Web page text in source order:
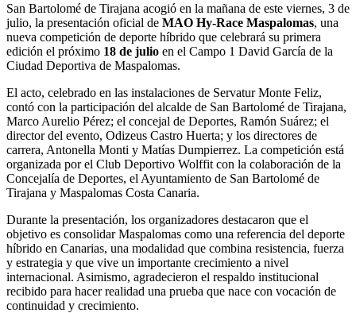
San Bartolomé de Tirajana acogió en la mañana de este viernes, 3 de
julio, la presentación oficial de MAO Hy-Race Maspalomas, una
nueva competición de deporte híbrido que celebrará su primera
edición el próximo 18 de julio en el Campo 1 David García de la
Ciudad Deportiva de Maspalomas.
El acto, celebrado en las instalaciones de Servatur Monte Feliz,
contó con la participación del alcalde de San Bartolomé de Tirajana,
Marco Aurelio Pérez; el concejal de Deportes, Ramón Suárez; el
director del evento, Odizeus Castro Huerta; y los directores de
carrera, Antonella Monti y Matías Dumpierrez. La competición está
organizada por el Club Deportivo Wolffit con la colaboración de la
Concejalía de Deportes, el Ayuntamiento de San Bartolomé de
Tirajana y Maspalomas Costa Canaria.
Durante la presentación, los organizadores destacaron que el
objetivo es consolidar Maspalomas como una referencia del deporte
híbrido en Canarias, una modalidad que combina resistencia, fuerza
y estrategia y que vive un importante crecimiento a nivel
internacional. Asimismo, agradecieron el respaldo institucional
recibido para hacer realidad una prueba que nace con vocación de
continuidad y crecimiento.